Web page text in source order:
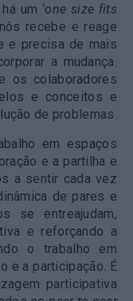
um ‘one size fits
recebe e reage
e precisa de mais
a mudança.
os colaboradores
e conceitos e
de problemas.
em espaços
e a partilha e
a sentir cada vez
de pares e
se entreajudam,
e reforçando a
o trabalho em
e a participação. É
participativa